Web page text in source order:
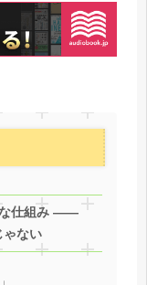
な仕組み ——
ゃない